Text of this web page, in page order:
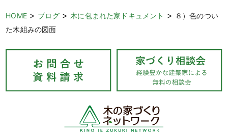
HOME> ブログ>木に包まれた家ドキュメント > ８）色のつい
た木組みの図面